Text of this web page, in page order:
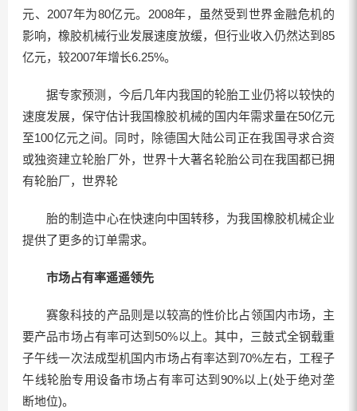
元、2007年为80亿元。2008年，虽然受到世界金融危机的
影响，橡胶机械行业发展速度放缓，但行业收入仍然达到85
亿元，较2007年增长6.25%。
据专家预测，今后几年内我国的轮胎工业仍将以较快的
速度发展，保守估计我国橡胶机械的国内年需求量在50亿元
至100亿元之间。同时，除德国大陆公司正在我国寻求合资
或独资建立轮胎厂外，世界十大著名轮胎公司在我国都已拥
有轮胎厂，世界轮
胎的制造中心在快速向中国转移，为我国橡胶机械企业
提供了更多的订单需求。
市场占有率遥遥领先
赛象科技的产品则是以较高的性价比占领国内市场，主
要产品市场占有率可达到50%以上。其中，三鼓式全钢载重
子午线一次法成型机国内市场占有率达到70%左右，工程子
午线轮胎专用设备市场占有率可达到90%以上(处于绝对垄
断地位)。